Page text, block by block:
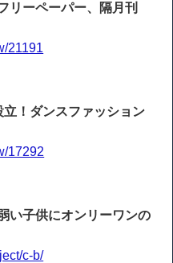
リーペーパー、隔月刊
21191
！ダンスファッション
17292
い子供にオンリーワンの
c-b/